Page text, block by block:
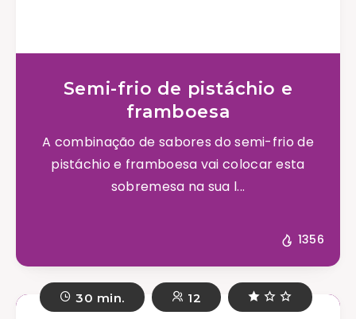
Semi-frio de pistáchio e
framboesa
A combinação de sabores do semi-frio de
pistáchio e framboesa vai colocar esta
sobremesa na sua l...
1356
30 min. 12